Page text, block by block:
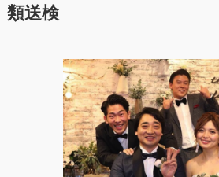
類送検